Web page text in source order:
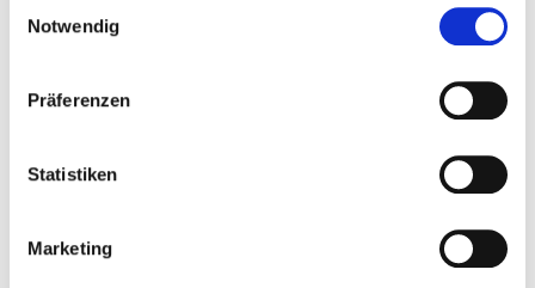
Notwendig
Präferenzen
Statistiken
Marketing
Prof. Dr. med. Marco Stein (Ltd. Oberarzt)
Informationen und Leistungen der Fachabteilung